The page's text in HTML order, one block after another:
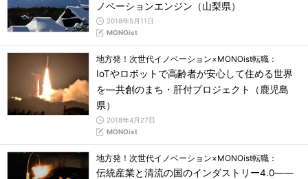
ノベーションエンジン（山梨県）
2018年5月11日
MONOist
地方発！次世代イノベーション×MONOist転職：
IoTやロボットで高齢者が安心して住める世界
を―共創のまち・肝付プロジェクト（鹿児島
県）
2018年4月27日
MONOist
地方発！次世代イノベーション×MONOist転職：
伝統産業と清流の国のインダストリー4.0――